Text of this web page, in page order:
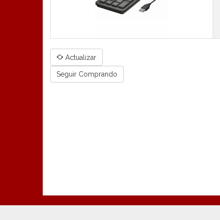
Actualizar
Seguir Comprando